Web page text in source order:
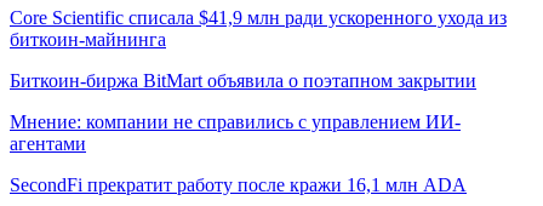
Core Scientific списала $41,9 млн ради ускоренного ухода из
биткоин-майнинга
Биткоин-биржа BitMart объявила о поэтапном закрытии
Мнение: компании не справились с управлением ИИ-
агентами
SecondFi прекратит работу после кражи 16,1 млн ADA